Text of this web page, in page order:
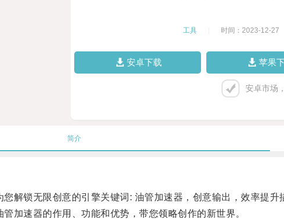
工具 时间：2023-12-27
安卓下载 苹果
安卓市场
简介
锁无限创意的引擎关键词: 油管加速器，创意输出，效率提升
速器的作用、功能和优势，带您领略创作的新世界。